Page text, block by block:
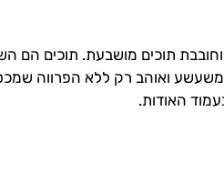
נעים מאוד, ריטה פסחוב. .אמא ל-3 וחובבת תוכים מושבעת. תוכים
משעשע ואוהב רק ללא הפרווה
האודות.